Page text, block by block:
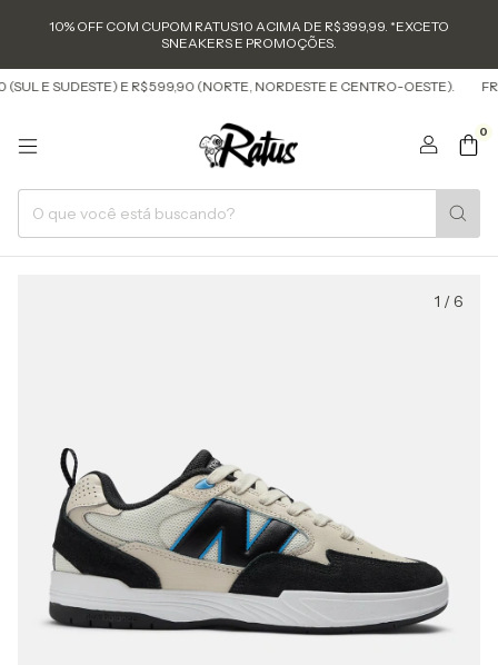
10% OFF COM CUPOM RATUS10 ACIMA DE R$ 399,99. *EXCETO
SNEAKERS E PROMOÇÕES.
E SUDESTE) E R$ 599,90 (NORTE, NORDESTE E CENTRO-OESTE).
0
1 /6